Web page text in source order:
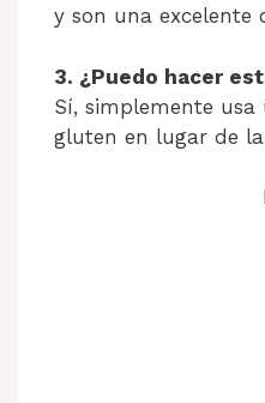
y son una excelente
3. ¿Puedo hacer
Sí, simplemente usa
gluten en lugar de